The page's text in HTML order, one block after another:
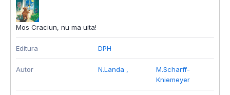
Mos Craciun, nu ma uita!
Editura DPH
Autor N.Landa ,
M.Scharff-
Kniemeyer